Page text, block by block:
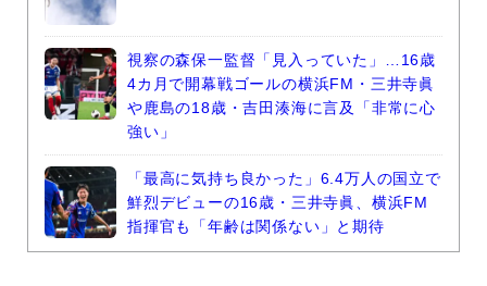
視察の森保一監督「見入っていた」…16歳
4カ月で開幕戦ゴールの横浜FM・三井寺眞
や鹿島の18歳・吉田湊海に言及「非常に心
強い」
「最高に気持ち良かった」6.4万人の国立で
鮮烈デビューの16歳・三井寺眞、横浜FM
指揮官も「年齢は関係ない」と期待